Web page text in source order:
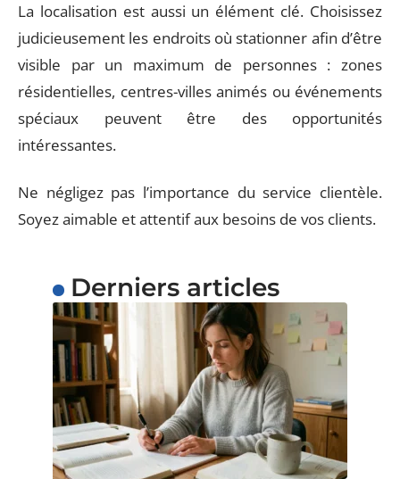
La localisation est aussi un élément clé. Choisissez
judicieusement les endroits où stationner afin d’être
visible par un maximum de personnes : zones
résidentielles, centres-villes animés ou événements
spéciaux peuvent être des opportunités
intéressantes.
Ne négligez pas l’importance du service clientèle.
Soyez aimable et attentif aux besoins de vos clients.
Derniers articles